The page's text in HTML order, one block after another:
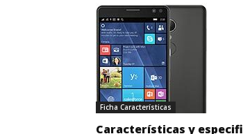
Ficha Características
Características y